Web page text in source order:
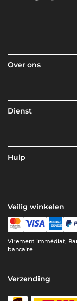
Over ons
Dienst
Hulp
Veilig winkelen
Virement immédiat,
bancaire
Verzending